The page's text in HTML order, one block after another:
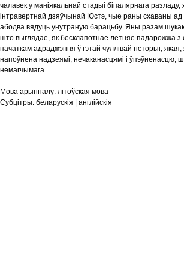
чалавек у маніякальнай стадыі біпалярнага разладу,
інтравертнай дзяўчынай Юстэ, чые раны схаваны ад
абодва вядуць унутраную барацьбу. Яны разам
што выглядае, як бесклапотнае летняе падарожжа з
пачаткам адраджэння ў гэтай чуллівай гісторыі, якая,
напоўнена надзеямі, нечаканасцямі і ўпэўненасцю,
немагчымага.
Мова арыгіналу: літоўская мова
Субцітры: беларускія | англійскія